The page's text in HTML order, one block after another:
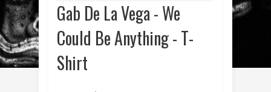
Gab De La Vega - We
Could Be Anything - T-
Shirt